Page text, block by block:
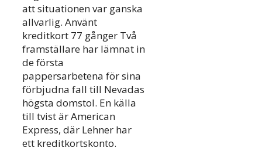
att situationen var ganska
allvarlig. Använt
kreditkort 77 gånger Två
framställare har lämnat in
de första
pappersarbetena för sina
förbjudna fall till Nevadas
högsta domstol. En källa
till tvist är American
Express, där Lehner har
ett kreditkortskonto.